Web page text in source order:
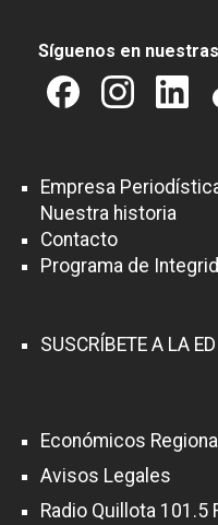
Síguenos en
Empresa
Nuestra historia
Contacto
Programa de
SUSCRÍBETE A LA
Económicos
Avisos Legales
Radio Quillota 101.5